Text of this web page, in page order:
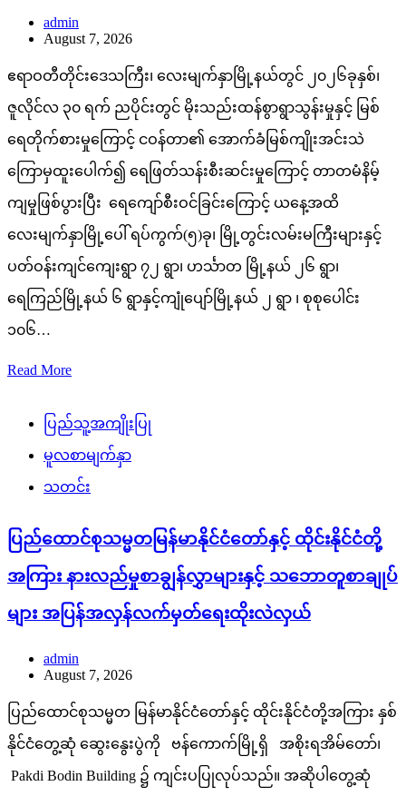
admin
August 7, 2026
ဧရာဝတီတိုင်းဒေသကြီး၊ လေးမျက်နှာမြို့နယ်တွင် ၂၀၂၆ခုနှစ်၊
ဇူလိုင်လ ၃၀ ရက် ညပိုင်းတွင် မိုးသည်းထန်စွာရွာသွန်းမှုနှင့် မြစ်
ရေတိုက်စားမှုကြောင့် ငဝန်တာ၏ အောက်ခံမြစ်ကျိုးအင်းသဲ
ကြောမှထူးပေါက်၍ ရေဖြတ်သန်းစီးဆင်းမှုကြောင့် တာတမံနိမ့်
ကျမှုဖြစ်ပွားပြီး ရေကျော်စီးဝင်ခြင်းကြောင့် ယနေ့အထိ
လေးမျက်နှာမြို့ပေါ် ရပ်ကွက်(၅)ခု၊ မြို့တွင်းလမ်းမကြီးများနှင့်
ပတ်ဝန်းကျင်ကျေးရွာ ၇၂ ရွာ၊ ဟင်္သာတ မြို့နယ် ၂၆ ရွာ၊
ရေကြည်မြို့နယ် ၆ ရွာနှင့်ကျုံပျော်မြို့နယ် ၂ ရွာ ၊ စုစုပေါင်း
၁၀၆…
Read More
ပြည်သူ့အကျိုးပြု
မူလစာမျက်နှာ
သတင်း
ပြည်ထောင်စုသမ္မတမြန်မာနိုင်ငံတော်နှင့် ထိုင်းနိုင်ငံတို့
အကြား နားလည်မှုစာချွန်လွှာများနှင့် သဘောတူစာချုပ်
များ အပြန်အလှန်လက်မှတ်ရေးထိုးလဲလှယ်
admin
August 7, 2026
ပြည်ထောင်စုသမ္မတ မြန်မာနိုင်ငံတော်နှင့် ထိုင်းနိုင်ငံတို့အကြား နှစ်
နိုင်ငံတွေ့ဆုံ ဆွေးနွေးပွဲကို ဗန်ကောက်မြို့ရှိ အစိုးရအိမ်တော်၊
Pakdi Bodin Building ၌ ကျင်းပပြုလုပ်သည်။ အဆိုပါတွေ့ဆုံ